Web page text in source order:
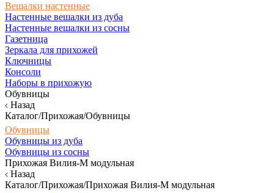
Вешалки настенные
Настенные вешалки из дуба
Настенные вешалки из сосны
Газетница
Зеркала для прихожей
Ключницы
Консоли
Наборы в прихожую
Обувницы
Назад
Каталог/Прихожая/Обувницы
Обувницы
Обувницы из дуба
Обувницы из сосны
Прихожая Вилия-М модульная
Назад
Каталог/Прихожая/Прихожая Вилия-М модульная